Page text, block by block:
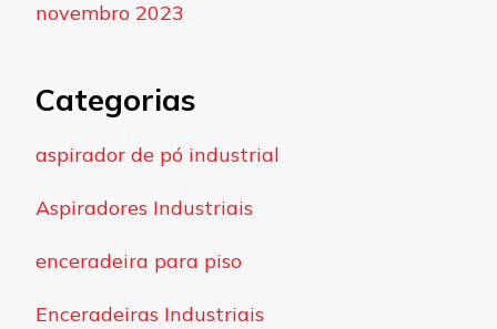
novembro 2023
Categorias
aspirador de pó industrial
Aspiradores Industriais
enceradeira para piso
Enceradeiras Industriais